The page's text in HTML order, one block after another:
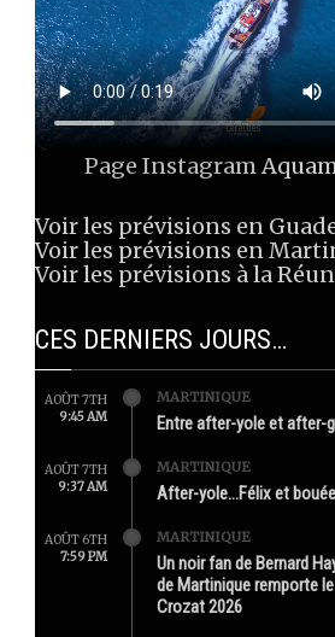
Page Instagram
Voir les prévisions en
Voir les prévisions en
Voir les prévisions à la
CES DERNIERS JOURS…
AOÛT 7TH
9:45 AM
MARTINIQUE
Entre after-yole et after-
AOÛT 7TH
9:37 AM
MARTINIQUE
After-yole…Félix et
AOÛT 6TH
7:59 PM
MARTINIQUE
Un noir fan de Bernard
de Martinique remporte
Crozat 2026